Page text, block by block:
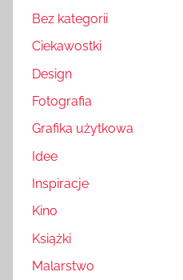
Bez kategorii
Ciekawostki
Design
Fotografia
Grafika użytkowa
Idee
Inspiracje
Kino
Książki
Malarstwo